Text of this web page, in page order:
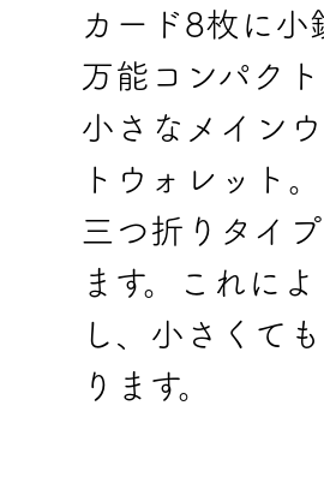
カード8枚に
万能コンパク
小さなメイン
トウォレット。
三つ折りタイ
ます。これに
し、小さくて
ります。